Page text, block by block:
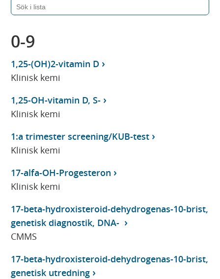
0-9
1,25-(OH)2-vitamin D
Klinisk kemi
1,25-OH-vitamin D, S-
Klinisk kemi
1:a trimester screening/KUB-test
Klinisk kemi
17-alfa-OH-Progesteron
Klinisk kemi
17-beta-hydroxisteroid-dehydrogenas-10-brist,
genetisk diagnostik, DNA-
CMMS
17-beta-hydroxisteroid-dehydrogenas-10-brist,
genetisk utredning